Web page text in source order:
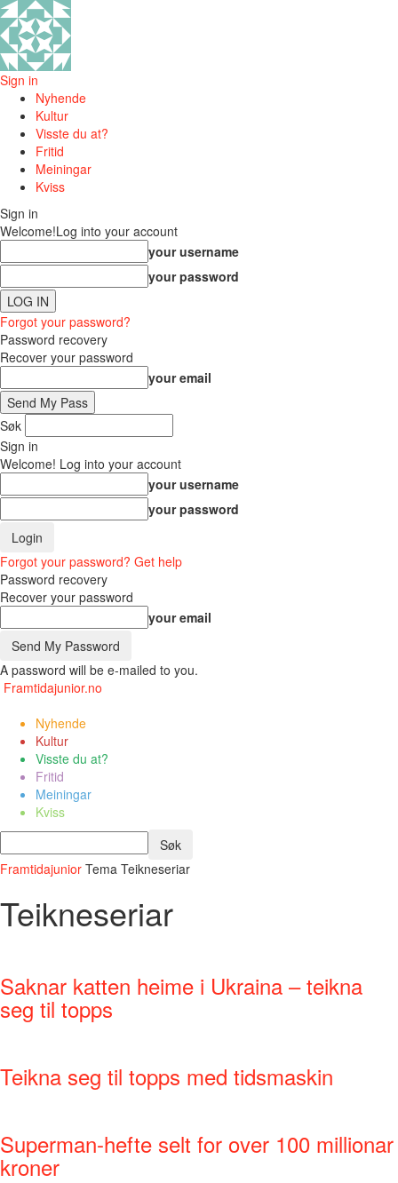
Sign in
Nyhende
Kultur
Visste du at?
Fritid
Meiningar
Kviss
Sign in
Welcome!Log into your account
your username
your password
Forgot your password?
Password recovery
Recover your password
your email
Søk
Sign in
Welcome! Log into your account
your username
your password
Forgot your password? Get help
Password recovery
Recover your password
your email
A password will be e-mailed to you.
Framtidajunior.no
Nyhende
Kultur
Visste du at?
Fritid
Meiningar
Kviss
Framtidajunior Tema Teikneseriar
Teikneseriar
Saknar katten heime i Ukraina – teikna
seg til topps
Teikna seg til topps med tidsmaskin
Superman-hefte selt for over 100 millionar
kroner